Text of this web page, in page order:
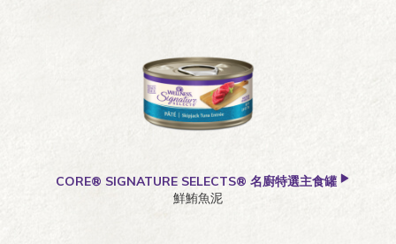
CORE® SIGNATURE SELECTS® 名廚特選主食罐
鮮鮪魚泥